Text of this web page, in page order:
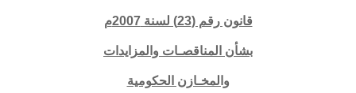
قانون رقم (23) لسنة 2007م
بشأن المناقصـات والمزايدات
والمخـازن الحكومية